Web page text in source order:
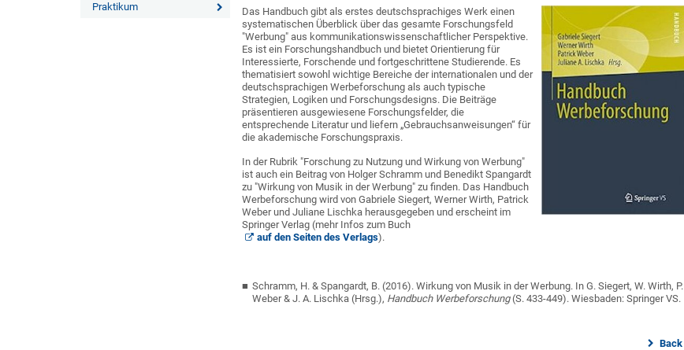
Praktikum
Das Handbuch gibt als erstes deutschsprachiges Werk einen
systematischen Überblick über das gesamte Forschungsfeld
"Werbung" aus kommunikationswissenschaftlicher Perspektive.
Es ist ein Forschungshandbuch und bietet Orientierung für
Interessierte, Forschende und fortgeschrittene Studierende. Es
thematisiert sowohl wichtige Bereiche der internationalen und der
deutschsprachigen Werbeforschung als auch typische
Strategien, Logiken und Forschungsdesigns. Die Beiträge
präsentieren ausgewiesene Forschungsfelder, die
entsprechende Literatur und liefern „Gebrauchsanweisungen“ für
die akademische Forschungspraxis.
In der Rubrik "Forschung zu Nutzung und Wirkung von Werbung"
ist auch ein Beitrag von Holger Schramm und Benedikt Spangardt
zu "Wirkung von Musik in der Werbung" zu finden. Das Handbuch
Werbeforschung wird von Gabriele Siegert, Werner Wirth, Patrick
Weber und Juliane Lischka herausgegeben und erscheint im
Springer Verlag (mehr Infos zum Buch
auf den Seiten des Verlags).
Schramm, H. & Spangardt, B. (2016). Wirkung von Musik in der Werbung. In G. Siegert, W. Wirth, P.
Weber & J. A. Lischka (Hrsg.), Handbuch Werbeforschung(S. 433-449). Wiesbaden: Springer VS.
Back